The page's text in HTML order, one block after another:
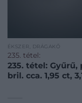
ÉKSZER, DRÁGAKŐ
235. tétel:
235. tétel: Gyűrű,
bril. cca. 1,95 ct,